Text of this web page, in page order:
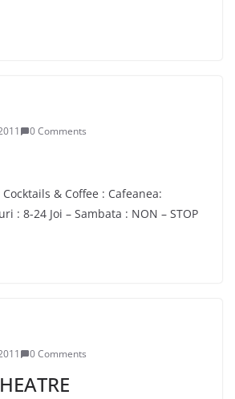
0 Comments
& Coffee : Cafeanea:
: 8-24 Joi – Sambata : NON – STOP
0 Comments